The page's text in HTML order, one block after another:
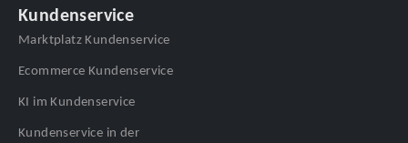
Kundenservice
Marktplatz Kundenservice
Ecommerce Kundenservice
KI im Kundenservice
Kundenservice in der